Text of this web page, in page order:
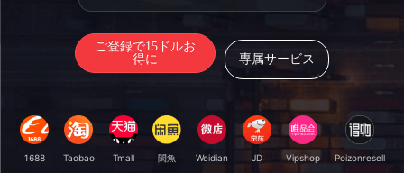
ご登録で15ドルお
得に
専属サービス
1688 Taobao Tmall 閑魚 Weidian JD Vipshop Poizonresell